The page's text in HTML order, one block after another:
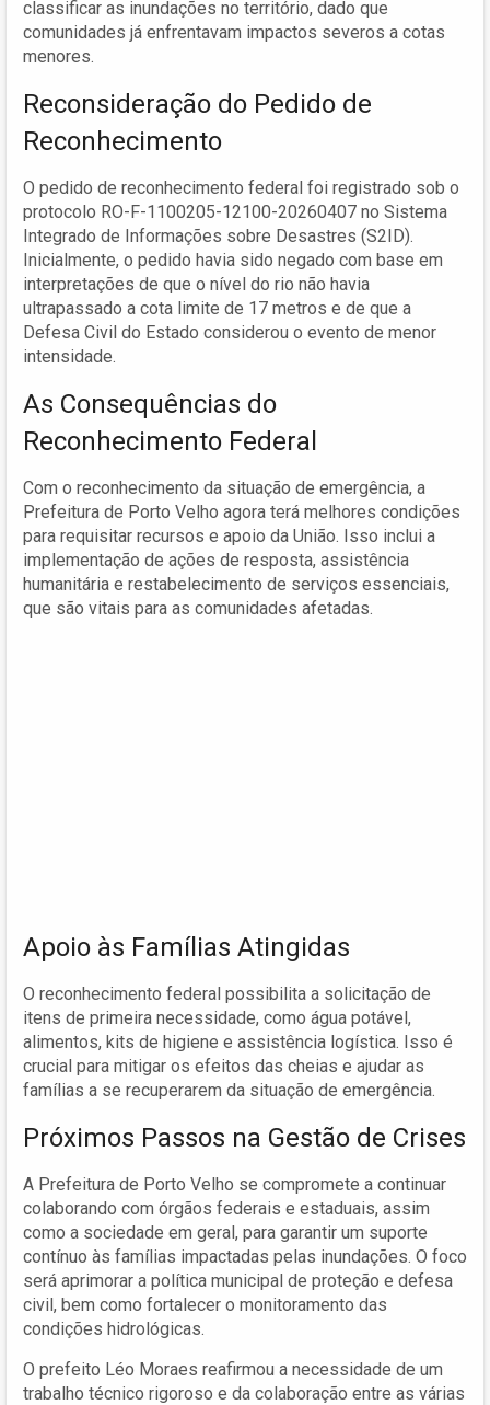
classificar as inundações no território, dado que
comunidades já enfrentavam impactos severos a cotas
menores.
Reconsideração do Pedido de
Reconhecimento
O pedido de reconhecimento federal foi registrado sob o
protocolo RO-F-1100205-12100-20260407 no Sistema
Integrado de Informações sobre Desastres (S2ID).
Inicialmente, o pedido havia sido negado com base em
interpretações de que o nível do rio não havia
ultrapassado a cota limite de 17 metros e de que a
Defesa Civil do Estado considerou o evento de menor
intensidade.
As Consequências do
Reconhecimento Federal
Com o reconhecimento da situação de emergência, a
Prefeitura de Porto Velho agora terá melhores condições
para requisitar recursos e apoio da União. Isso inclui a
implementação de ações de resposta, assistência
humanitária e restabelecimento de serviços essenciais,
que são vitais para as comunidades afetadas.
Apoio às Famílias Atingidas
O reconhecimento federal possibilita a solicitação de
itens de primeira necessidade, como água potável,
alimentos, kits de higiene e assistência logística. Isso é
crucial para mitigar os efeitos das cheias e ajudar as
famílias a se recuperarem da situação de emergência.
Próximos Passos na Gestão de Crises
A Prefeitura de Porto Velho se compromete a continuar
colaborando com órgãos federais e estaduais, assim
como a sociedade em geral, para garantir um suporte
contínuo às famílias impactadas pelas inundações. O foco
será aprimorar a política municipal de proteção e defesa
civil, bem como fortalecer o monitoramento das
condições hidrológicas.
O prefeito Léo Moraes reafirmou a necessidade de um
trabalho técnico rigoroso e da colaboração entre as várias